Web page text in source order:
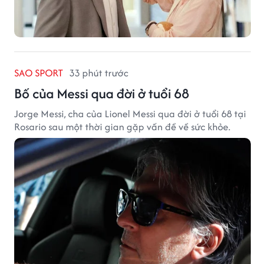
SAO SPORT 33 phút trước
Bố của Messi qua đời ở tuổi 68
Jorge Messi, cha của Lionel Messi qua đời ở tuổi 68 tại
Rosario sau một thời gian gặp vấn đề về sức khỏe.